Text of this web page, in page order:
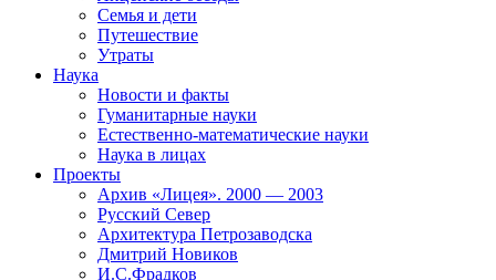
Семья и дети
Путешествие
Утраты
Наука
Новости и факты
Гуманитарные науки
Естественно-математические науки
Наука в лицах
Проекты
Архив «Лицея». 2000 — 2003
Русский Север
Архитектура Петрозаводска
Дмитрий Новиков
И.С.Фрадков